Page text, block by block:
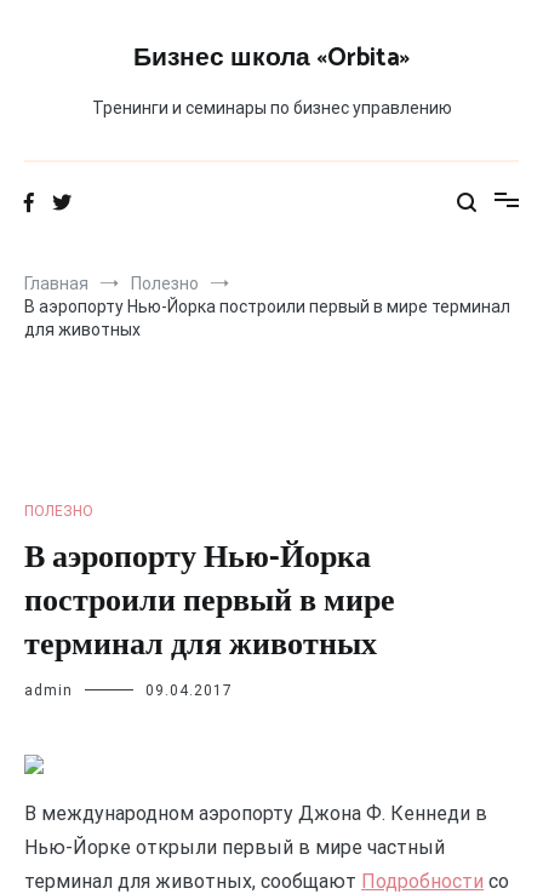
Бизнес школа «Orbita»
Тренинги и семинары по бизнес управлению
Главная
Полезно
В аэропорту Нью-Йорка построили первый в мире терминал
для животных
ПОЛЕЗНО
В аэропорту Нью-Йорка
построили первый в мире
терминал для животных
admin 09.04.2017
В международном аэропорту Джона Ф. Кеннеди в
Нью-Йорке открыли первый в мире частный
терминал для животных, сообщают Подробности со